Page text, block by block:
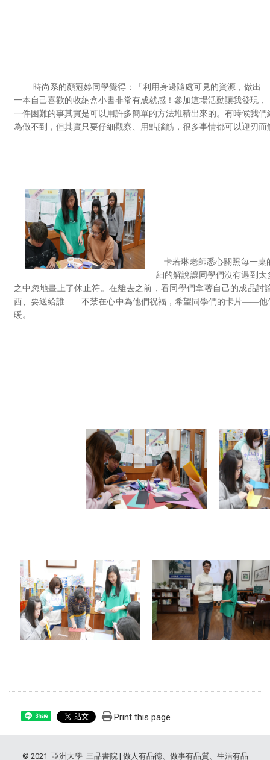
時尚系的顏冠婷同學覺得：「利用身邊隨處可見的資源，做出
一本自己喜歡的收納盒小書非常有成就感！參加這場活動讓我發現，
一件困難的事其實是可以用許多簡單的方法堆積出來的。有時候我
為做不到，但其實只要仔細觀察、用點腦筋，很多事情都可以迎刃而
卡若琳老師悉心關照每一
細的解說讓同學們沒有遇到
之中忽地畫上了休止符。在離去之前，看同學們拿著自己的成品討
西、要送給誰……不禁在心中為他們祝福，希望同學們的卡片——他
暖。
Share Print this page
© 2021 亞洲大學 三品書院 | 做人有品德、做事有品質、生活有品